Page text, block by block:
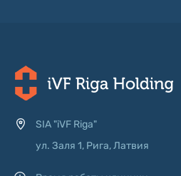
SIA "iVF Riga"
ул. Заля 1, Рига, Латвия